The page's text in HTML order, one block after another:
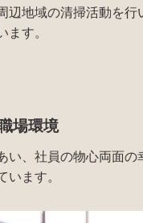
辺地域の清掃活動を行
ます。
場環境
い、社員の物心両面の
います。